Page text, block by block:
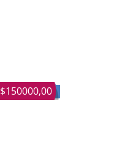
$150000,00